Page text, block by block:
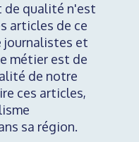
de qualité n'est
articles de ce
journalistes et
métier est de
de notre
ces articles,
sa région.